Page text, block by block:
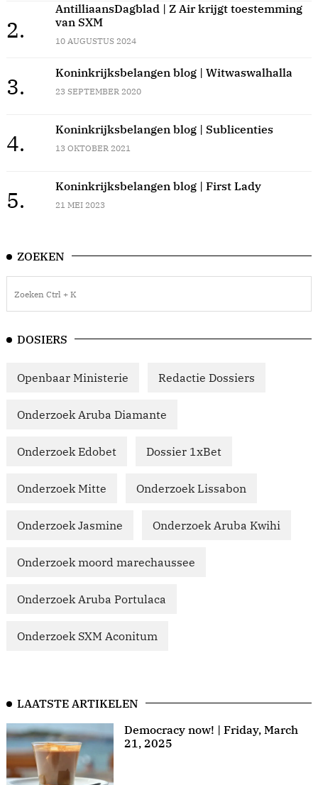
2.
AntilliaansDagblad | Z Air krijgt toestemming
van SXM
10 AUGUSTUS 2024
3.
Koninkrijksbelangen blog | Witwaswalhalla
23 SEPTEMBER 2020
4.
Koninkrijksbelangen blog | Sublicenties
13 OKTOBER 2021
5.
Koninkrijksbelangen blog | First Lady
21 MEI 2023
ZOEKEN
DOSIERS
Openbaar Ministerie Redactie Dossiers
Onderzoek Aruba Diamante
Onderzoek Edobet Dossier 1xBet
Onderzoek Mitte Onderzoek Lissabon
Onderzoek Jasmine Onderzoek Aruba Kwihi
Onderzoek moord marechaussee
Onderzoek Aruba Portulaca
Onderzoek SXM Aconitum
LAATSTE ARTIKELEN
Democracy now! | Friday, March
21, 2025